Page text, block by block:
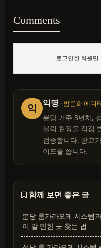
Comments
로그인한 회원만
익 익명 · 밤문화 에디
분당 거주 3년차,
블릭 현장을 직접
검증합니다. 광고
이드를 씁니다.
함께 보면 좋은 글
분당 룸가라오케 시스템
이 갈 만한 곳 찾는 법